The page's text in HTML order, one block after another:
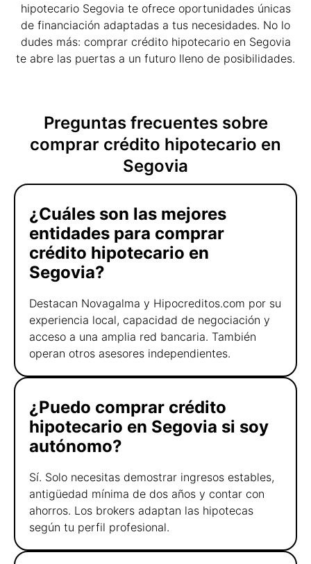
hipotecario Segovia te ofrece oportunidades únicas
de financiación adaptadas a tus necesidades. No lo
dudes más: comprar crédito hipotecario en Segovia
te abre las puertas a un futuro lleno de posibilidades.
Preguntas frecuentes sobre
comprar crédito hipotecario en
Segovia
¿Cuáles son las mejores
entidades para comprar
crédito hipotecario en
Segovia?
Destacan Novagalma y Hipocreditos.com por su
experiencia local, capacidad de negociación y
acceso a una amplia red bancaria. También
operan otros asesores independientes.
¿Puedo comprar crédito
hipotecario en Segovia si soy
autónomo?
Sí. Solo necesitas demostrar ingresos estables,
antigüedad mínima de dos años y contar con
ahorros. Los brokers adaptan las hipotecas
según tu perfil profesional.